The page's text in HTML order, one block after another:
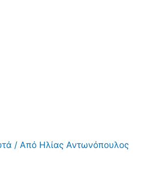
/ Από Ηλίας Αντωνόπουλος